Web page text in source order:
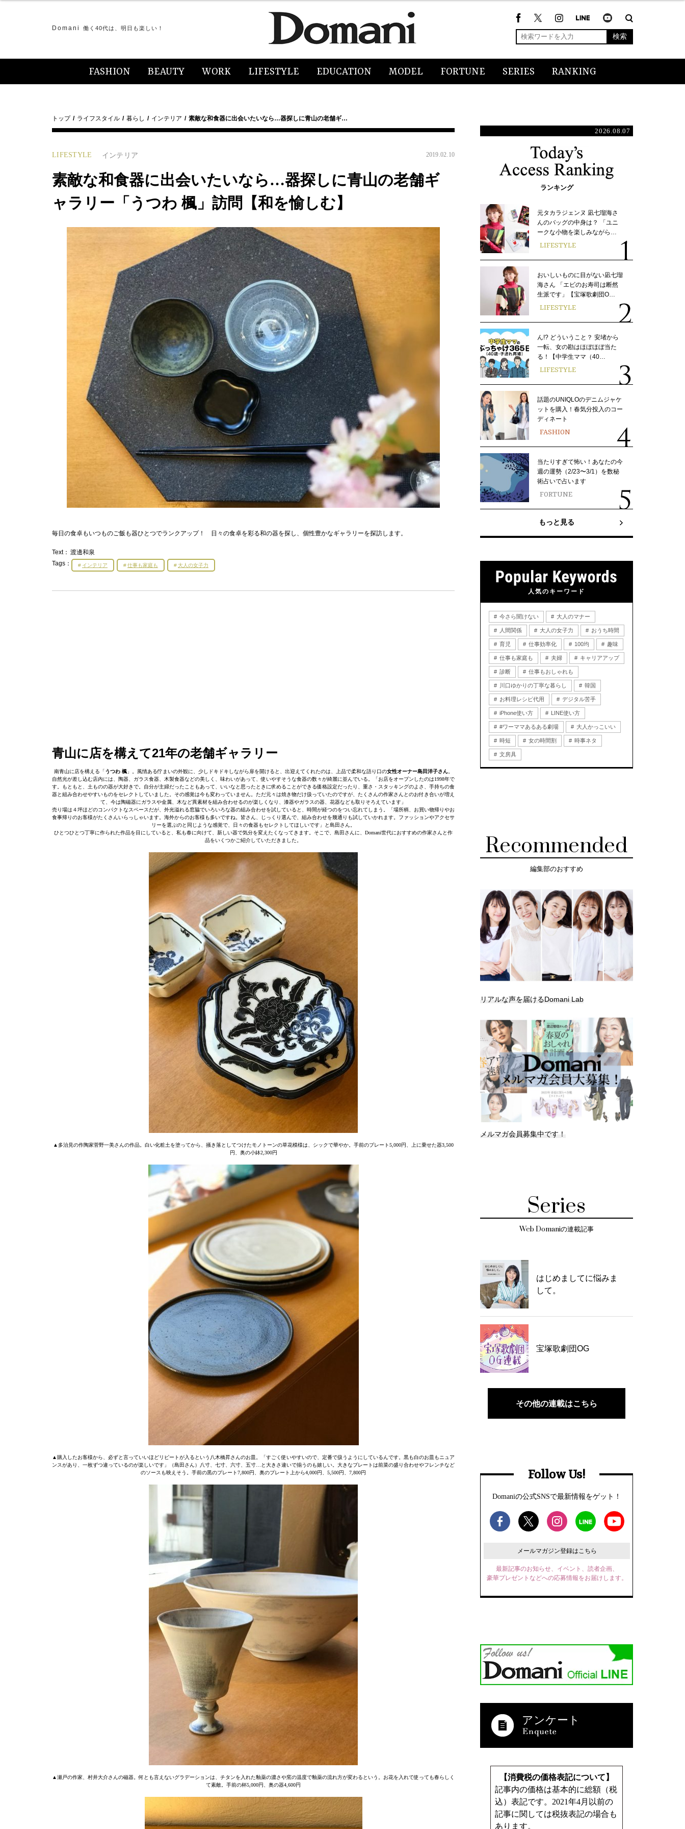
Domani 働く40代は、明日も楽しい！
検索
FASHION BEAUTY WORK LIFESTYLE EDUCATION MODEL FORTUNE SERIES RANKING
トップ ライフスタイル 暮らし インテリア 素敵な和食器に出会いたいなら…器探しに青山の老舗ギ…
LIFESTYLE インテリア 2019.02.10
素敵な和食器に出会いたいなら…器探しに青山の老舗ギ
ャラリー「うつわ 楓」訪問【和を愉しむ】
毎日の食卓もいつものご飯も器ひとつでランクアップ！ 日々の食卓を彩る和の器を探し、個性豊かなギャラリーを探訪します。
Text： 渡邊和泉
Tags：
インテリア 仕事も家庭も 大人の女子力
青山に店を構えて21年の老舗ギャラリー
南青山に店を構える「うつわ 楓」。風情ある佇まいの外観に、少しドキドキしながら扉を開けると、出迎えてくれたのは、上品で柔和な語り口の女性オーナー島田洋子さん。
自然光が差し込む店内には、陶器、ガラス食器、木製食器などの美しく、味わいがあって、使いやすそうな食器の数々が綺麗に並んでいる。「お店をオープンしたのは1998年で
す。もともと、土ものの器が大好きで。自分が主婦だったこともあって、いいなと思ったときに求めることができる価格設定だったり、重さ・スタッキングのよさ、手持ちの食
器と組み合わせやすいものをセレクトしていました。その感覚は今も変わっていません。ただ元々は焼き物だけ扱っていたのですが、たくさんの作家さんとのお付き合いが増え
て、今は陶磁器にガラスや金属、木など異素材を組み合わせるのが楽しくなり、漆器やガラスの器、花器なども取りそろえています」
売り場は４坪ほどのコンパクトなスペースだが、外光溢れる窓脇でいろいろな器の組み合わせを試していると、時間が経つのをつい忘れてしまう。「場所柄、お買い物帰りやお
食事帰りのお客様がたくさんいらっしゃいます。海外からのお客様も多いですね。皆さん、じっくり選んで、組み合わせを幾通りも試していかれます。ファッションやアクセサ
リーを選ぶのと同じような感覚で、日々の食器もセレクトしてほしいです」と島田さん。
ひとつひとつ丁寧に作られた作品を目にしていると、私も春に向けて、新しい器で気分を変えたくなってきます。そこで、島田さんに、Domani世代におすすめの作家さんと作
品をいくつかご紹介していただきました。
▲多治見の作陶家菅野一美さんの作品。白い化粧土を塗ってから、掻き落としてつけたモノトーンの草花模様は、シックで華やか。手前のプレート5,000円、上に乗せた器3,500
円、奥の小鉢2,300円
▲購入したお客様から、必ずと言っていいほどリピートが入るという八木橋昇さんのお皿。「すごく使いやすいので、定番で扱うようにしているんです。黒も白のお皿もニュア
ンスがあり、一枚ずつ違っているのが楽しいです」（島田さん）八寸、七寸、六寸、五寸…と大きさ違いで揃うのも嬉しい。大きなプレートは前菜の盛り合わせやフレンチなど
のソースも映えそう。手前の黒のプレート7,800円、奥のプレート上から4,000円、5,500円、7,800円
▲瀬戸の作家、村井大介さんの磁器。何とも言えないグラデーションは、チタンを入れた釉薬の濃さや窯の温度で釉薬の流れ方が変わるという。お花を入れて使っても春らしく
て素敵。手前の杯5,000円、奥の器4,600円
2026.08.07
ランキング
元タカラジェンヌ 凪七瑠海さ
んのバッグの中身は？ 「ユニ
ークな小物を楽しみながら…
LIFESTYLE
おいしいものに目がない凪七瑠
海さん 「エビのお寿司は断然
生派です」【宝塚歌劇団O…
LIFESTYLE
ん!? どういうこと？ 安堵から
一転、女の勘はほぼほぼ当た
る！【中学生ママ（40…
LIFESTYLE
話題のUNIQLOのデニムジャケ
ットを購入！春気分投入のコー
ディネート
FASHION
当たりすぎて怖い！あなたの今
週の運勢（2/23〜3/1）を数秘
術占いで占います
FORTUNE
もっと見る
人気のキーワード
今さら聞けない 大人のマナー
人間関係 大人の女子力 おうち時間
育児 仕事効率化 100均 趣味
仕事も家庭も 夫婦 キャリアアップ
診断 仕事もおしゃれも
川口ゆかりの丁寧な暮らし 韓国
お料理レシピ代用 デジタル苦手
iPhone使い方 LINE使い方
#ワーママあるある劇場 大人かっこいい
時短 女の時間割 時事ネタ
文房具
Recommended
編集部のおすすめ
リアルな声を届けるDomani Lab
メルマガ会員募集中です！
Series
Web Domaniの連載記事
はじめましてに悩みま
して。
宝塚歌劇団OG
その他の連載はこちら
Follow Us!
Domaniの公式SNSで最新情報をゲット！
メールマガジン登録はこちら
最新記事のお知らせ、イベント、読者企画、
豪華プレゼントなどへの応募情報をお届けします。
アンケート
【消費税の価格表記について】
記事内の価格は基本的に総額（税
込）表記です。2021年4月以前の
記事に関しては税抜表記の場合も
あります。